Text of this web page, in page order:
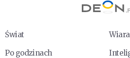
Świat
Wiara
Po godzinach